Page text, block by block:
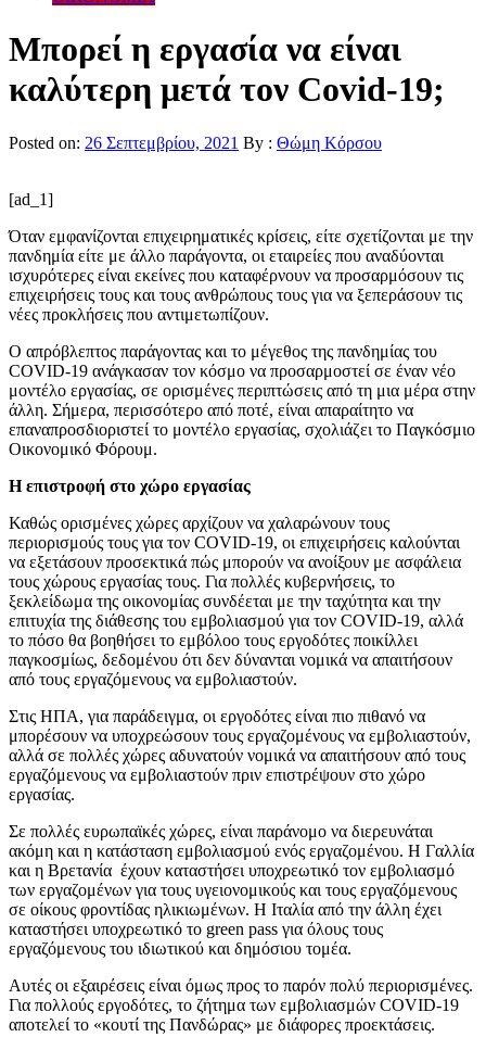
Μπορεί η εργασία να είναι
καλύτερη μετά τον Covid-19;
Posted on: 26 Σεπτεμβρίου, 2021 By : Θώμη Κόρσου
[ad_1]
Όταν εμφανίζονται επιχειρηματικές κρίσεις, είτε σχετίζονται με την
πανδημία είτε με άλλο παράγοντα, οι εταιρείες που αναδύονται
ισχυρότερες είναι εκείνες που καταφέρνουν να προσαρμόσουν τις
επιχειρήσεις τους και τους ανθρώπους τους για να ξεπεράσουν τις
νέες προκλήσεις που αντιμετωπίζουν.
Ο απρόβλεπτος παράγοντας και το μέγεθος της πανδημίας του
COVID-19 ανάγκασαν τον κόσμο να προσαρμοστεί σε έναν νέο
μοντέλο εργασίας, σε ορισμένες περιπτώσεις από τη μια μέρα στην
άλλη. Σήμερα, περισσότερο από ποτέ, είναι απαραίτητο να
επαναπροσδιοριστεί το μοντέλο εργασίας, σχολιάζει το Παγκόσμιο
Οικονομικό Φόρουμ.
Η επιστροφή στο χώρο εργασίας
Καθώς ορισμένες χώρες αρχίζουν να χαλαρώνουν τους
περιορισμούς τους για τον COVID-19, οι επιχειρήσεις καλούνται
να εξετάσουν προσεκτικά πώς μπορούν να ανοίξουν με ασφάλεια
τους χώρους εργασίας τους. Για πολλές κυβερνήσεις, το
ξεκλείδωμα της οικονομίας συνδέεται με την ταχύτητα και την
επιτυχία της διάθεσης του εμβολιασμού για τον COVID-19, αλλά
το πόσο θα βοηθήσει το εμβόλοο τους εργοδότες ποικίλλει
παγκοσμίως, δεδομένου ότι δεν δύνανται νομικά να απαιτήσουν
από τους εργαζόμενους να εμβολιαστούν.
Στις ΗΠΑ, για παράδειγμα, οι εργοδότες είναι πιο πιθανό να
μπορέσουν να υποχρεώσουν τους εργαζομένους να εμβολιαστούν,
αλλά σε πολλές χώρες αδυνατούν νομικά να απαιτήσουν από τους
εργαζόμενους να εμβολιαστούν πριν επιστρέψουν στο χώρο
εργασίας.
Σε πολλές ευρωπαϊκές χώρες, είναι παράνομο να διερευνάται
ακόμη και η κατάσταση εμβολιασμού ενός εργαζομένου. Η Γαλλία
και η Βρετανία έχουν καταστήσει υποχρεωτικό τον εμβολιασμό
των εργαζομένων για τους υγειονομικούς και τους εργαζόμενους
σε οίκους φροντίδας ηλικιωμένων. Η Ιταλία από την άλλη έχει
καταστήσει υποχρεωτικό το green pass για όλους τους
εργαζόμενους του ιδιωτικού και δημόσιου τομέα.
Αυτές οι εξαιρέσεις είναι όμως προς το παρόν πολύ περιορισμένες.
Για πολλούς εργοδότες, το ζήτημα των εμβολιασμών COVID-19
αποτελεί το «κουτί της Πανδώρας» με διάφορες προεκτάσεις.